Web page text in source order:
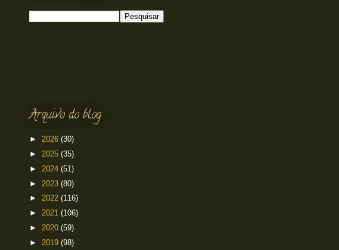
Arquivo do blog
► 2026 (30)
► 2025 (35)
► 2024 (51)
► 2023 (80)
► 2022 (116)
► 2021 (106)
► 2020 (59)
► 2019 (98)